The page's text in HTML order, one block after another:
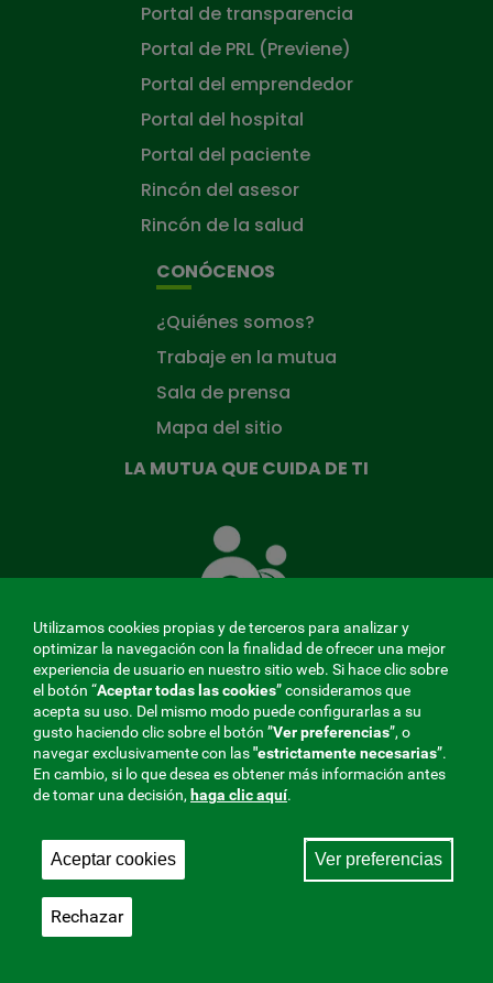
Portal de transparencia
Portal de PRL (Previene)
Portal del emprendedor
Portal del hospital
Portal del paciente
Rincón del asesor
Rincón de la salud
CONÓCENOS
¿Quiénes somos?
Trabaje en la mutua
Sala de prensa
Mapa del sitio
LA MUTUA QUE CUIDA DE TI
Mutua
que
ti
MENÚ
REDES
SOCIALES
V20
Aviso legal|Privacidad
Mutua Colaboradora con la Seguridad Social, 275.
Utilizamos cookies propias y de terceros para analizar y
optimizar la navegación con la finalidad de ofrecer una mejor
experiencia de usuario en nuestro sitio web. Si hace clic sobre
el botón “Aceptar todas las cookies” consideramos que
acepta su uso. Del mismo modo puede configurarlas a su
gusto haciendo clic sobre el botón ”Ver preferencias”, o
navegar exclusivamente con las"estrictamentenecesarias”.
En cambio, si lo que desea es obtener más información antes
de tomar una decisión, haga clic aquí.
Aceptar cookies Ver preferencias
Rechazar